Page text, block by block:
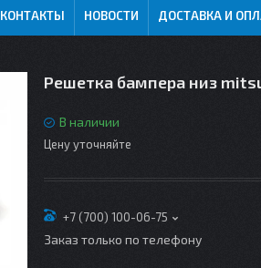
КОНТАКТЫ НОВОСТИ ДОСТАВКА И
Решетка бампера низ
В наличии
Цену уточняйте
+7 (700) 100-06-75
Заказ только по телефону